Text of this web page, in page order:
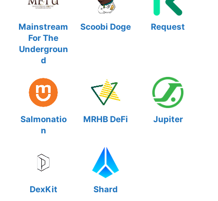
Mainstream
For The
Undergroun
d
Scoobi Doge Request
Salmonatio
n
MRHB DeFi Jupiter
DexKit Shard